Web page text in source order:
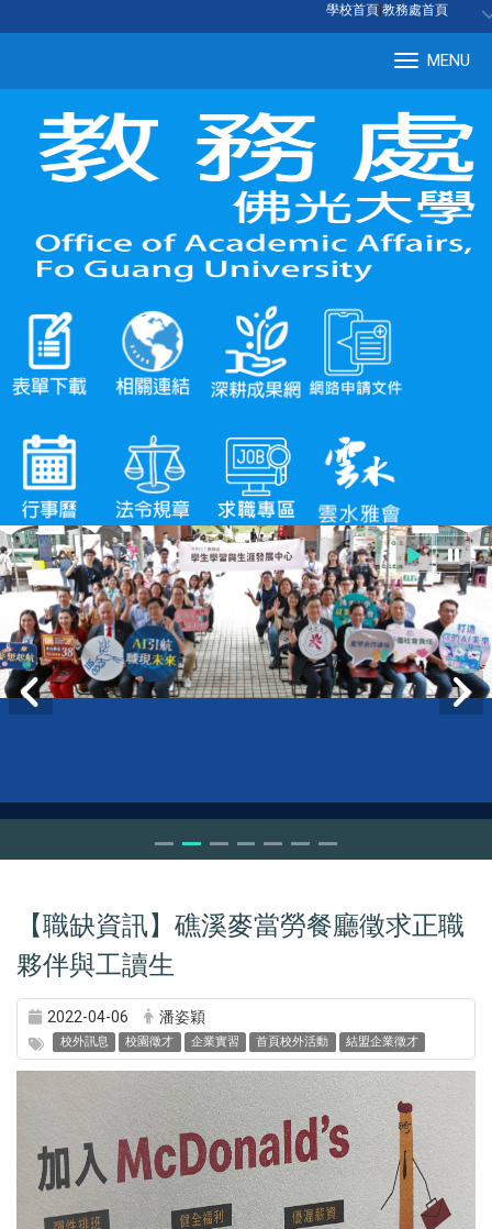
學校首頁 教務處首頁
MENU
【職缺資訊】礁溪麥當勞餐廳徵求正職
夥伴與工讀生
2022-04-06 潘姿穎
校外訊息 校園徵才 企業實習 首頁校外活動 結盟企業徵才